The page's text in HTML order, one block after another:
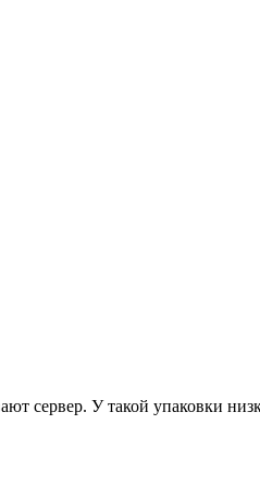
сервер. У такой упаковки